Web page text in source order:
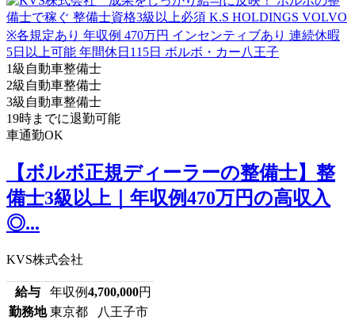
1級自動車整備士
2級自動車整備士
3級自動車整備士
19時までに退勤可能
車通勤OK
【ボルボ正規ディーラーの整備士】整
備士3級以上｜年収例470万円の高収入
◎...
KVS株式会社
給与 年収例4,700,000円
勤務地 東京都 八王子市